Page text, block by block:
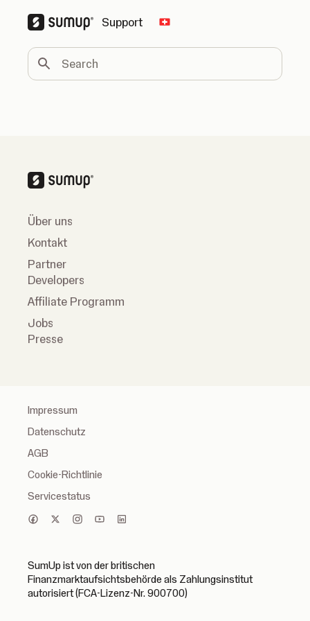
Support Change country
Search
Über uns
Kontakt
Partner
Developers
Affiliate Programm
Jobs
Presse
Impressum
Datenschutz
AGB
Cookie-Richtlinie
Servicestatus
SumUp ist von der britischen
Finanzmarktaufsichtsbehörde als Zahlungsinstitut
autorisiert (FCA-Lizenz-Nr. 900700)